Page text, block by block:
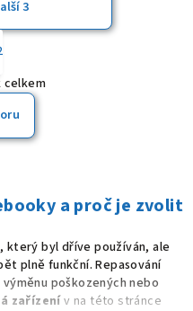
3
a proč je zvolit
který byl dříve používán, ale
plně funkční. Repasování
poškozených nebo
zařízenív na této stránce